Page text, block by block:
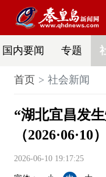
国内要闻 专题
首页 社会新闻
“湖北宜昌发
（2026·06·10）
2026-06-10 19:17:25